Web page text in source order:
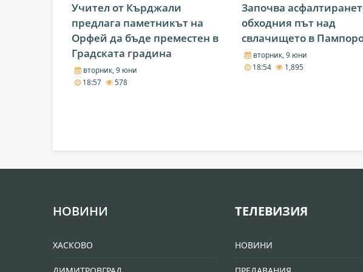
Учител от Кърджали
предлага паметникът на
Орфей да бъде преместен в
Градската градина
вторник, 9 юни
18:57
578
Започва
обходния път над
свлачището в
вторник, 9 юни
18:54
1,895
НОВИНИ
ХАСКОВО
ТЕЛЕВИЗИЯ
НОВИНИ